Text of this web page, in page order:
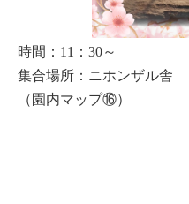
時間：11：30～
集合場所：ニホンザル舎
（園内マップ⑯）